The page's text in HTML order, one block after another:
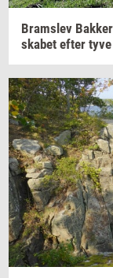
Brams­lev Bak­ker
ska­bet efter